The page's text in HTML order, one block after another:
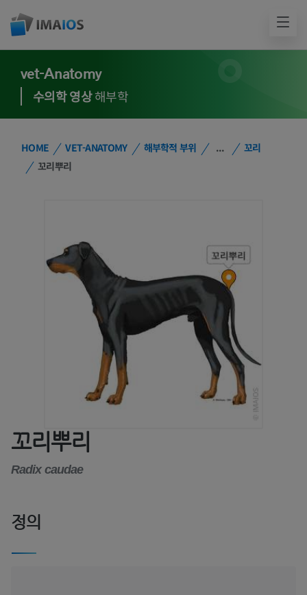
vet-Anatomy
수의학 영상해부학
HOME VET-ANATOMY 해부학적 부위 ...
꼬리
꼬리뿌리
꼬리뿌리
Radix caudae
정의